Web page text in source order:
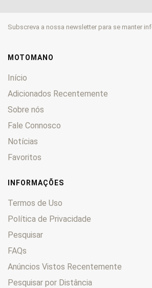
GS 0
GSR 0
GSX-R
GT 0
GV 0
GZ 0
Hayabusa
Inazuma 250
JR 0
King 0
LS 0
LT 0
LT-F500 0
LT-R
Subscreva a nossa newsletter para se manter
MOTOMANO
Início
Adicionados Recentemente
Sobre nós
Fale Connosco
Notícias
Favoritos
INFORMAÇÕES
Termos de Uso
Política de Privacidade
Pesquisar
FAQs
Anúncios Vistos Recentemente
Pesquisar por Distância